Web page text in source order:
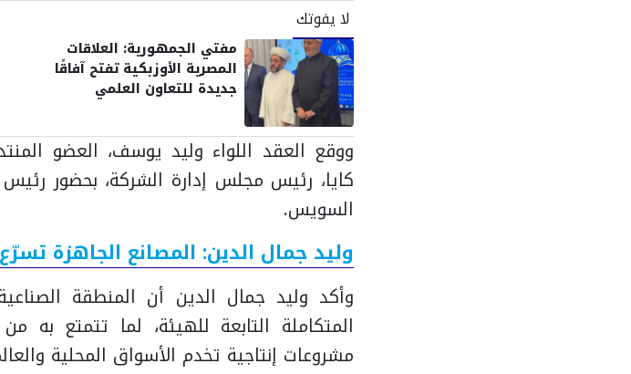
لا يفوتك
مفتي الجمهورية: العلاقات
المصرية الأوزبكية تفتح آفاقًا
جديدة للتعاون العلمي
ووقع العقد اللواء وليد يوسف، العضو
كايا، رئيس مجلس إدارة الشركة، بحضور رئيس
السويس.
وليد جمال الدين: المصانع الجاهزة
وأكد وليد جمال الدين أن المنطقة
المتكاملة التابعة للهيئة، لما تتمتع
مشروعات إنتاجية تخدم الأسواق المحلية